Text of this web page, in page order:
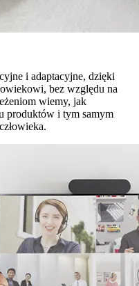
i adaptacyjne, dzięki
bez względu na
wiemy, jak
produktów i tym samym